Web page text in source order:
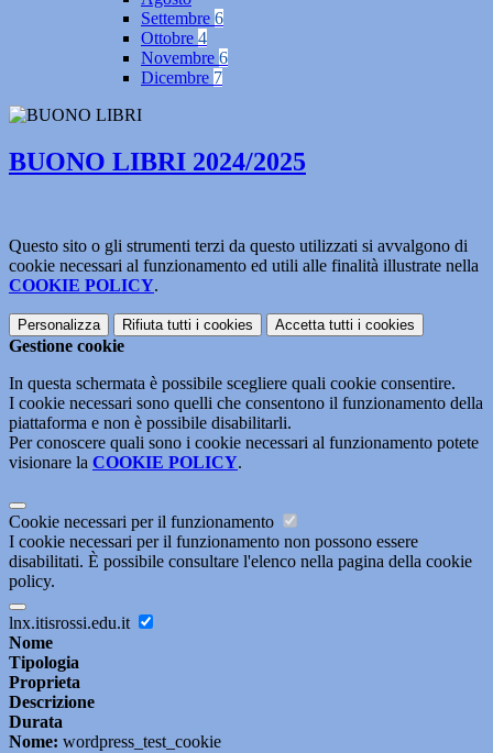
Settembre 6
Ottobre 4
Novembre 6
Dicembre 7
BUONO LIBRI 2024/2025
Questo sito o gli strumenti terzi da questo utilizzati si avvalgono di
cookie necessari al funzionamento ed utili alle finalità illustrate nella
COOKIE POLICY.
Personalizza Rifiuta tutti i cookies Accetta tutti i cookies
Gestione cookie
In questa schermata è possibile scegliere quali cookie consentire.
I cookie necessari sono quelli che consentono il funzionamento della
piattaforma e non è possibile disabilitarli.
Per conoscere quali sono i cookie necessari al funzionamento potete
visionare la COOKIE POLICY.
Cookie necessari per il funzionamento
I cookie necessari per il funzionamento non possono essere
disabilitati. È possibile consultare l'elenco nella pagina della cookie
policy.
lnx.itisrossi.edu.it
Nome
Tipologia
Proprieta
Descrizione
Durata
Nome: wordpress_test_cookie